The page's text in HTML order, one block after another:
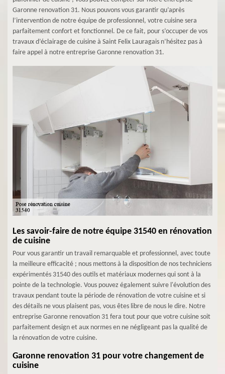
Garonne renovation 31. Nous pouvons vous garantir qu’après
l’intervention de notre équipe de professionnel, votre cuisine sera
parfaitement confort et fonctionnel. De ce fait, pour s’occuper de vos
travaux d’éclairage de cuisine à Saint Felix Lauragais n’hésitez pas à
faire appel à notre entreprise Garonne renovation 31.
Les savoir-faire de notre équipe 31540 en rénovation
de cuisine
Pour vous garantir un travail remarquable et professionnel, avec toute
la meilleure efficacité ; nous mettons à la disposition de nos techniciens
expérimentés 31540 des outils et matériaux modernes qui sont à la
pointe de la technologie. Vous pouvez également suivre l'évolution des
travaux pendant toute la période de rénovation de votre cuisine et si
des détails ne vous plaisent pas, vous êtes libre de nous le dire. Notre
entreprise Garonne renovation 31 fera tout pour que votre cuisine soit
parfaitement design et aux normes en ne négligeant pas la qualité de
la rénovation de votre cuisine.
Garonne renovation 31 pour votre changement de
cuisine